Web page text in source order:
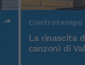
Controtempo
La rinascita
canzoni di